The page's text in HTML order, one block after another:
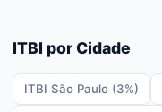
ITBI por Cidade
ITBI São Paulo (3%)